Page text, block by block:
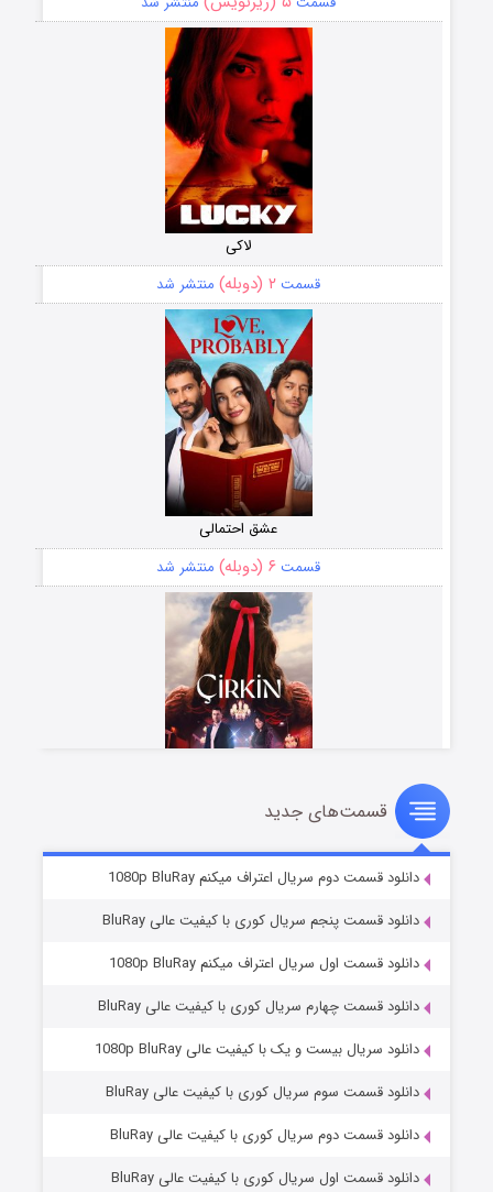
لاکی
قسمت ۲ (دوبله) منتشر شد
عشق احتمالی
قسمت ۶ (دوبله) منتشر شد
سریال زشت
قسمت۵ (زیرنویس) منتشر شد
وستی ها
قسمت۱ (زیرنویس) منتشر شد
قسمت‌های جدید
دانلود قسمت دوم سریال اعتراف میکنم 1080p BluRay
دانلود قسمت پنجم سریال کوری با کیفیت عالی BluRay
دانلود قسمت اول سریال اعتراف میکنم 1080p BluRay
دانلود قسمت چهارم سریال کوری با کیفیت عالی BluRay
دانلود سریال بیست و یک با کیفیت عالی 1080p BluRay
دانلود قسمت سوم سریال کوری با کیفیت عالی BluRay
دانلود قسمت دوم سریال کوری با کیفیت عالی BluRay
دانلود قسمت اول سریال کوری با کیفیت عالی BluRay